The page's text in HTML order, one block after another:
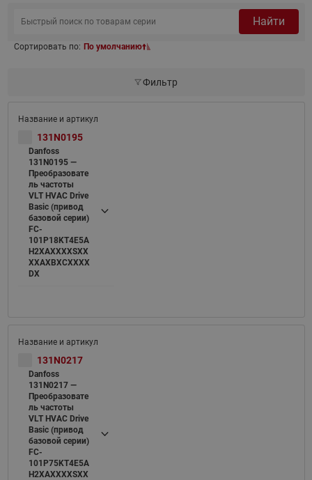
Найти
Сортировать по: По умолчанию
Фильтр
131N0195
Danfoss
131N0195 —
Преобразовате
ль частоты
VLT HVAC Drive
Basic (привод
базовой серии)
FC-
101P18KT4E5A
H2XAXXXXSXX
XXAXBXCXXXX
DX
131N0217
Danfoss
131N0217 —
Преобразовате
ль частоты
VLT HVAC Drive
Basic (привод
базовой серии)
FC-
101P75KT4E5A
H2XAXXXXSXX